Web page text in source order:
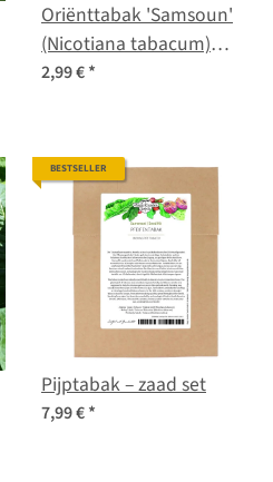
Oriënttabak 'Samsoun'
(Nicotiana tabacum)
zaden
2,99 €*
BESTSELLER
Pijptabak – zaad set
7,99 €*